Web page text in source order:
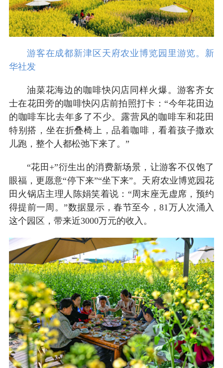
游客在成都新津区天府农业博览园里游览。新
华社发
油菜花海边的咖啡快闪店同样火爆。游客齐女
士在花田旁的咖啡快闪店前拍照打卡：“今年花田边
的咖啡车比去年多了不少。露营风的咖啡车和花田
特别搭，坐在折叠椅上，品着咖啡，看着孩子撒欢
儿跑，整个人都松弛下来了。”
“花田+”衍生出的消费新场景，让游客不仅饱了
眼福，更愿意“停下来”“坐下来”。天府农业博览园花
田火锅店主理人陈娟笑着说：“周末座无虚席，预约
得提前一周。”数据显示，春节至今，81万人次涌入
这个园区，带来近3000万元的收入。